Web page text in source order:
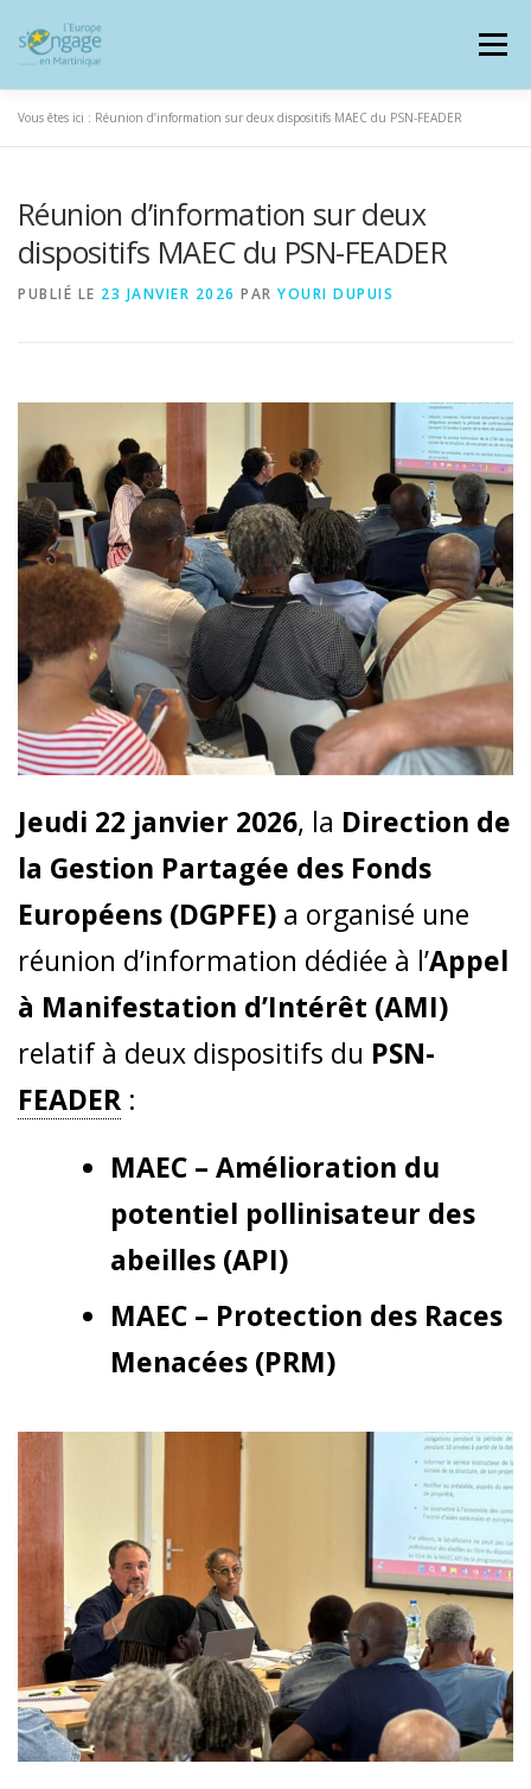
contenu
Menu
PROGRAMMES J’AI UN PROJET
RESSOURCES DOCUMENTAIRES ZOOM EUROPE
SIGNALER UNE FRAUDE
Vous êtes ici : Réunion d’information sur deux dispositifs MAEC du PSN-FEADER
Réunion d’information sur deux
dispositifs MAEC du PSN-FEADER
PUBLIÉ LE 23 JANVIER 2026 PAR YOURI DUPUIS
Jeudi 22 janvier 2026, la Direction de
la Gestion Partagée des Fonds
Européens (DGPFE) a organisé une
réunion d’information dédiée à l’Appel
à Manifestation d’Intérêt (AMI)
relatif à deux dispositifs du PSN-
FEADER :
MAEC – Amélioration du
potentiel pollinisateur des
abeilles (API)
MAEC – Protection des Races
Menacées (PRM)